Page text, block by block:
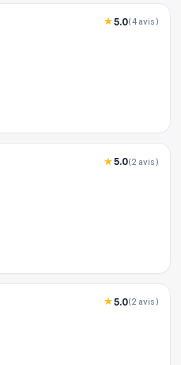
5.0(4 avis)
5.0(2 avis)
5.0(2 avis)